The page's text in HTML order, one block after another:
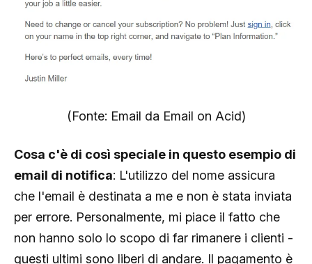
(Fonte: Email da Email on Acid)
Cosa c'è di così speciale in questo esempio di
email di notifica: L'utilizzo del nome assicura
che l'email è destinata a me e non è stata inviata
per errore. Personalmente, mi piace il fatto che
non hanno solo lo scopo di far rimanere i clienti -
questi ultimi sono liberi di andare. Il pagamento è